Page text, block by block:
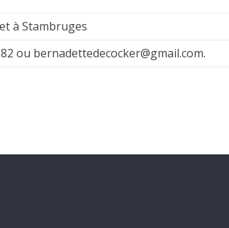
à Stambruges
ou bernadettedecocker@gmail.com.